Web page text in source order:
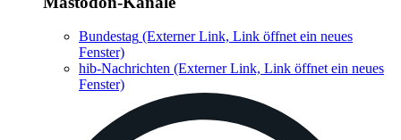
Bundestag (Externer Link, Link öffnet ein neues
Fenster)
hib-Nachrichten (Externer Link, Link öffnet ein neues
Fenster)